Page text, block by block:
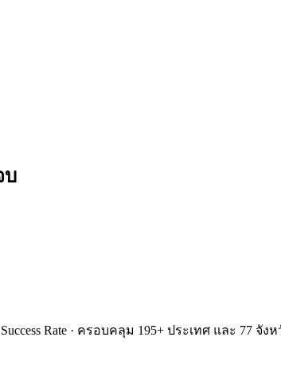
บ
Rate · ครอบคลุม 195+ ประเทศ และ 77 จัง